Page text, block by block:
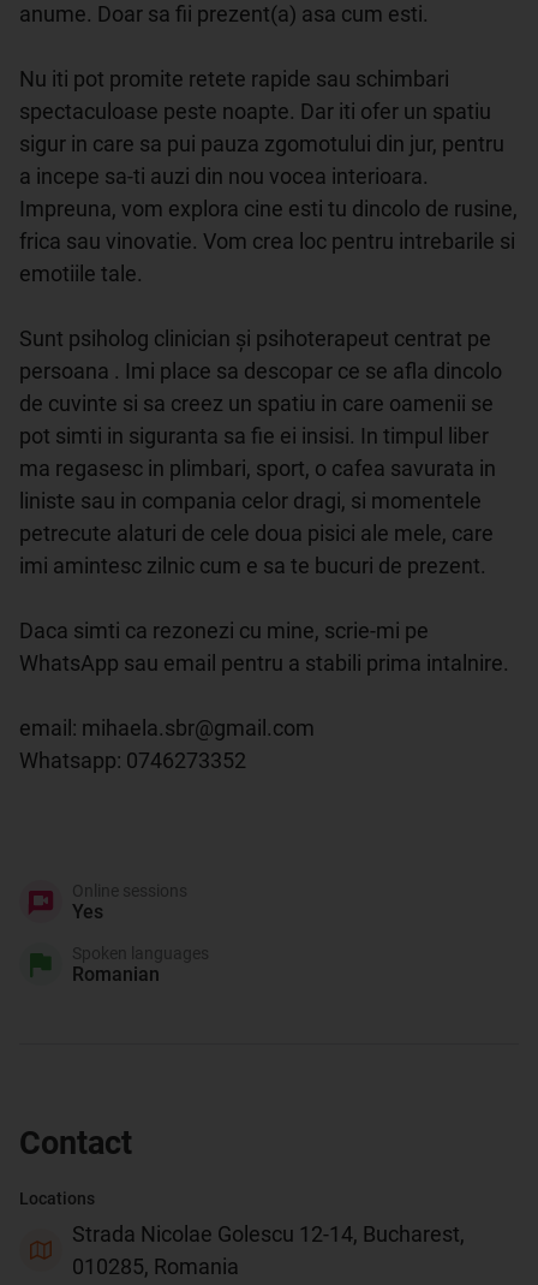
anume. Doar sa fii prezent(a) asa cum esti.
Nu iti pot promite retete rapide sau schimbari
spectaculoase peste noapte. Dar iti ofer un spatiu
sigur in care sa pui pauza zgomotului din jur, pentru
a incepe sa-ti auzi din nou vocea interioara.
Impreuna, vom explora cine esti tu dincolo de rusine,
frica sau vinovatie. Vom crea loc pentru intrebarile si
emotiile tale.
Sunt psiholog clinician și psihoterapeut centrat pe
persoana . Imi place sa descopar ce se afla dincolo
de cuvinte si sa creez un spatiu in care oamenii se
pot simti in siguranta sa fie ei insisi. In timpul liber
ma regasesc in plimbari, sport, o cafea savurata in
liniste sau in compania celor dragi, si momentele
petrecute alaturi de cele doua pisici ale mele, care
imi amintesc zilnic cum e sa te bucuri de prezent.
Daca simti ca rezonezi cu mine, scrie-mi pe
WhatsApp sau email pentru a stabili prima intalnire.
email: mihaela.sbr@gmail.com
Whatsapp: 0746273352
Yes
Online sessions
Romanian
Spoken languages
Contact
Locations
Strada Nicolae Golescu 12-14, Bucharest,
010285, Romania